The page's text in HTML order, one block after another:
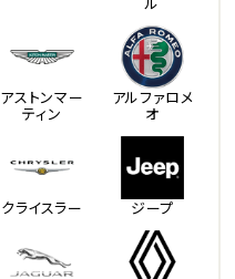
アストンマー
ティン
アルファロメ
オ
クライスラー ジープ